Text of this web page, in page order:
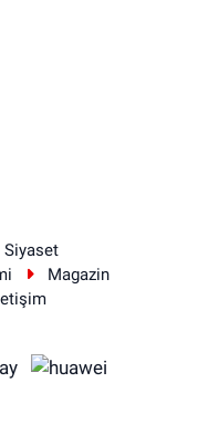
Siyaset
Magazin